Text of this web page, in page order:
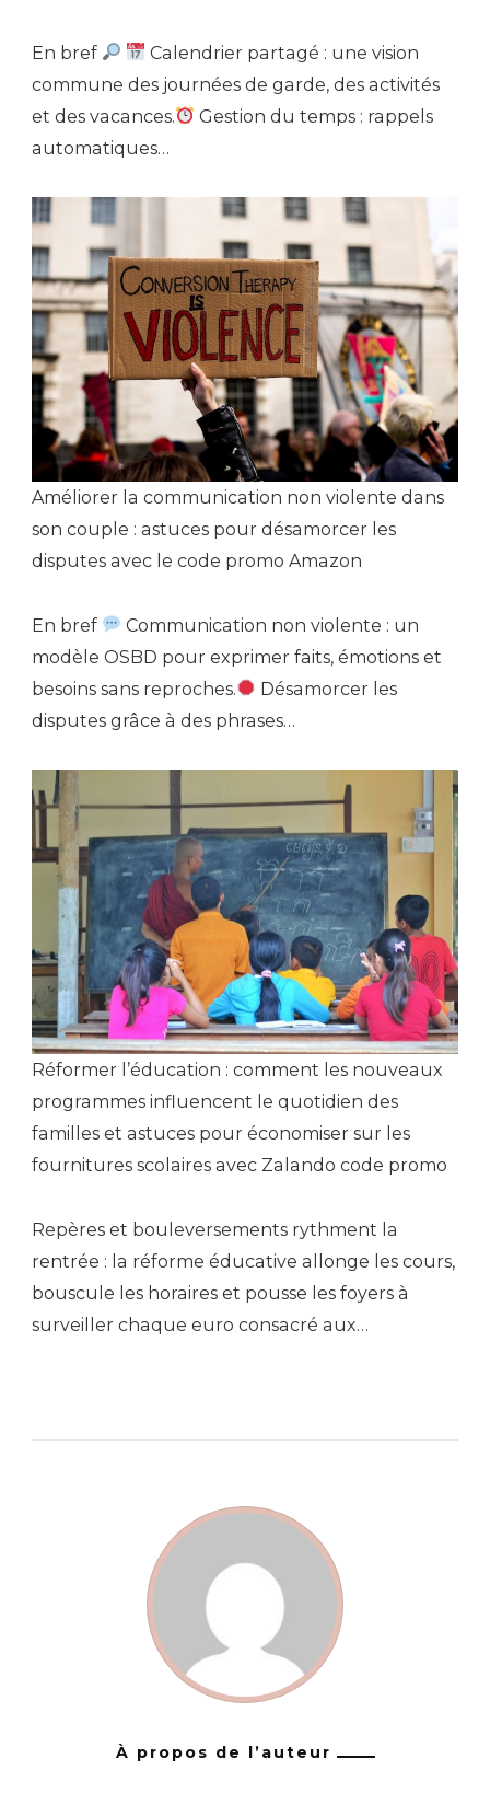
En bref
Calendrier partagé : une vision
commune des journées de garde, des activités
et des vacances.
Gestion du temps : rappels
automatiques…
Améliorer la communication non violente dans
son couple : astuces pour désamorcer les
disputes avec le code promo Amazon
En bref
Communication non violente : un
modèle OSBD pour exprimer faits, émotions et
besoins sans reproches.
Désamorcer les
disputes grâce à des phrases…
Réformer l’éducation : comment les nouveaux
programmes influencent le quotidien des
familles et astuces pour économiser sur les
fournitures scolaires avec Zalando code promo
Repères et bouleversements rythment la
rentrée : la réforme éducative allonge les cours,
bouscule les horaires et pousse les foyers à
surveiller chaque euro consacré aux…
À propos de l’auteur